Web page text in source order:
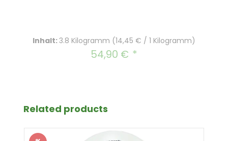
Inhalt:3.8 Kilogramm (14,45 € / 1 Kilogramm)
Regulärer Preis:
54,90 €
Produktgalerie überspringen
Related products